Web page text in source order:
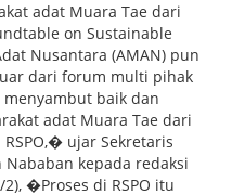
adat Muara Tae dari
on Sustainable
Nusantara (AMAN) pun
dari forum multi pihak
baik dan
adat Muara Tae dari
ujar Sekretaris
Nababan kepada redaksi
�Proses di RSPO itu